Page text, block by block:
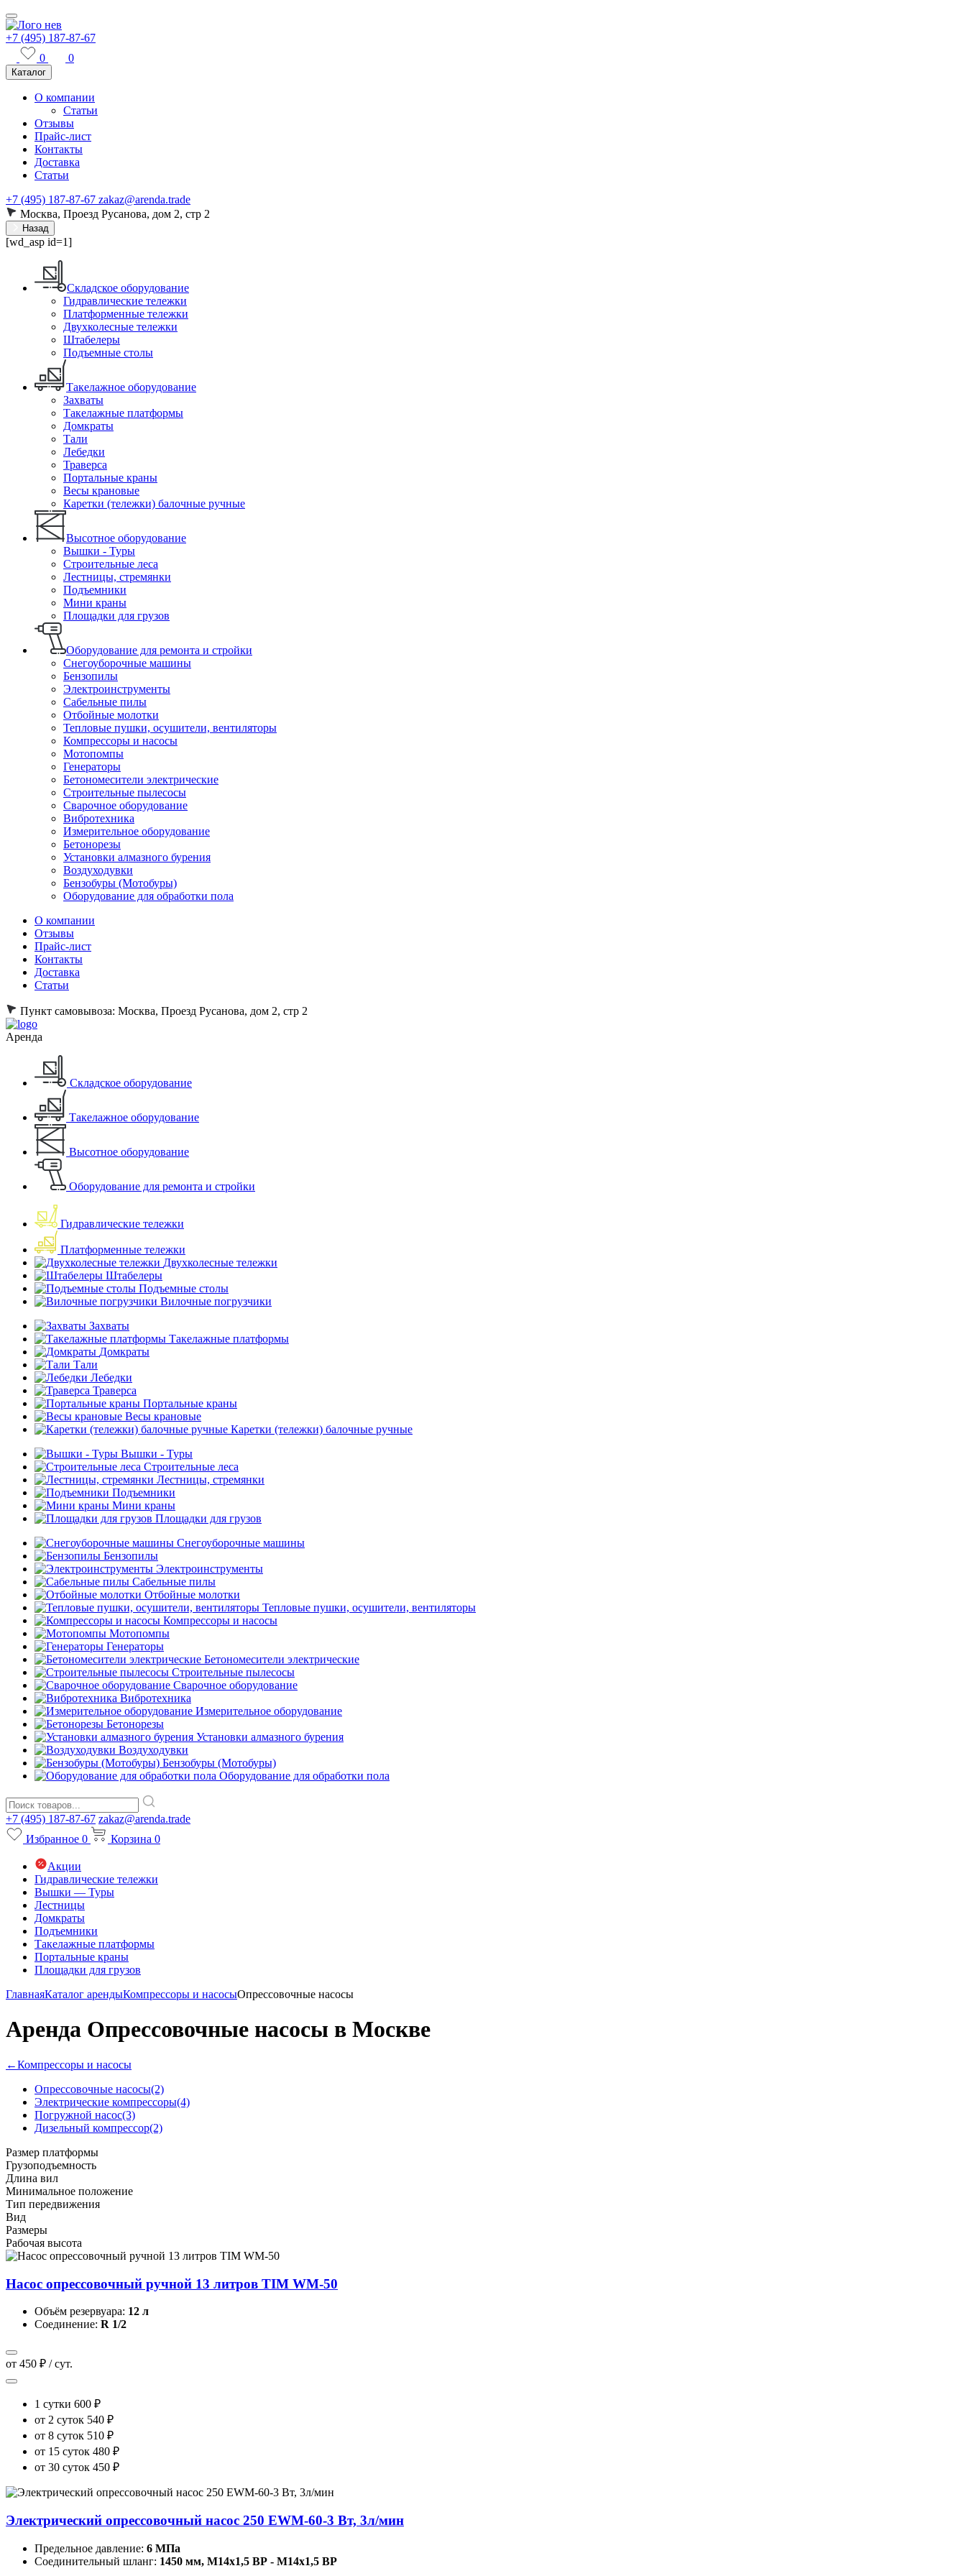
+7 (495) 187-87-67
0
0
Каталог
О компании
Статьи
Отзывы
Прайс-лист
Контакты
Доставка
Статьи
+7 (495) 187-87-67 zakaz@arenda.trade
Москва, Проезд Русанова, дом 2, стр 2
Назад
[wd_asp id=1]
Складское оборудование
Гидравлические тележки
Платформенные тележки
Двухколесные тележки
Штабелеры
Подъемные столы
Такелажное оборудование
Захваты
Такелажные платформы
Домкраты
Тали
Лебедки
Траверса
Портальные краны
Весы крановые
Каретки (тележки) балочные ручные
Высотное оборудование
Вышки - Туры
Строительные леса
Лестницы, стремянки
Подъемники
Мини краны
Площадки для грузов
Оборудование для ремонта и стройки
Снегоуборочные машины
Бензопилы
Электроинструменты
Сабельные пилы
Отбойные молотки
Тепловые пушки, осушители, вентиляторы
Компрессоры и насосы
Мотопомпы
Генераторы
Бетономесители электрические
Строительные пылесосы
Сварочное оборудование
Вибротехника
Измерительное оборудование
Бетонорезы
Установки алмазного бурения
Воздуходувки
Бензобуры (Мотобуры)
Оборудование для обработки пола
О компании
Отзывы
Прайс-лист
Контакты
Доставка
Статьи
Пункт самовывоза: Москва, Проезд Русанова, дом 2, стр 2
Аренда
Складское оборудование
Такелажное оборудование
Высотное оборудование
Оборудование для ремонта и стройки
Гидравлические тележки
Платформенные тележки
Двухколесные тележки
Штабелеры
Подъемные столы
Вилочные погрузчики
Захваты
Такелажные платформы
Домкраты
Тали
Лебедки
Траверса
Портальные краны
Весы крановые
Каретки (тележки) балочные ручные
Вышки - Туры
Строительные леса
Лестницы, стремянки
Подъемники
Мини краны
Площадки для грузов
Снегоуборочные машины
Бензопилы
Электроинструменты
Сабельные пилы
Отбойные молотки
Тепловые пушки, осушители, вентиляторы
Компрессоры и насосы
Мотопомпы
Генераторы
Бетономесители электрические
Строительные пылесосы
Сварочное оборудование
Вибротехника
Измерительное оборудование
Бетонорезы
Установки алмазного бурения
Воздуходувки
Бензобуры (Мотобуры)
Оборудование для обработки пола
+7 (495) 187-87-67 zakaz@arenda.trade
Избранное 0 Корзина 0
Акции
Гидравлические тележки
Вышки — Туры
Лестницы
Домкраты
Подъемники
Такелажные платформы
Портальные краны
Площадки для грузов
ГлавнаяКаталог арендыКомпрессоры и насосыОпрессовочные насосы
Аренда Опрессовочные насосы в Москве
←Компрессоры и насосы
Опрессовочные насосы(2)
Электрические компрессоры(4)
Погружной насос(3)
Дизельный компрессор(2)
Размер платформы
Грузоподъемность
Длина вил
Минимальное положение
Тип передвижения
Вид
Размеры
Рабочая высота
Насос опрессовочный ручной 13 литров TIM WM-50
Объём резервуара: 12 л
Соединение: R 1/2
от 450 ₽ / сут.
1 сутки 600 ₽
от 2 суток 540 ₽
от 8 суток 510 ₽
от 15 суток 480 ₽
от 30 суток 450 ₽
Электрический опрессовочный насос 250 EWM-60-3 Вт, 3л/мин
Предельное давление: 6 МПа
Соединительный шланг: 1450 мм, М14х1,5 ВР - М14х1,5 ВР